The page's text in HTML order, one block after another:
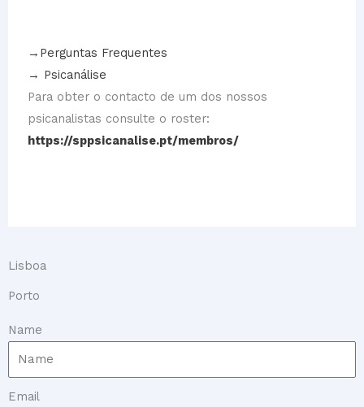
→Perguntas Frequentes
→ Psicanálise
Para obter o contacto de um dos nossos
psicanalistas consulte o roster:
https://sppsicanalise.pt/membros/
Lisboa
Porto
Name
Email